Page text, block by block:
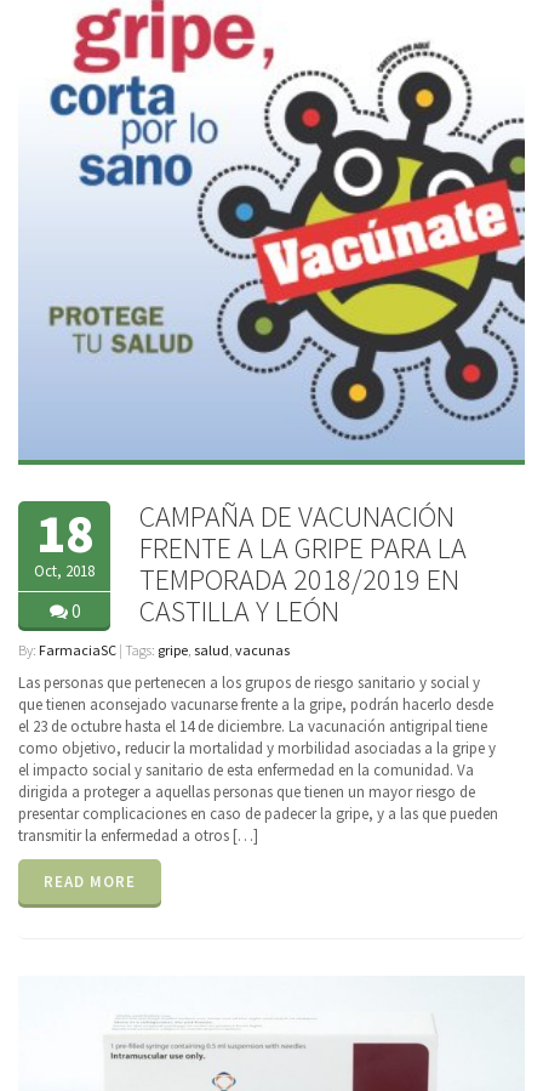
18
Oct, 2018
0
CAMPAÑA DE VACUNACIÓN
FRENTE A LA GRIPE PARA LA
TEMPORADA 2018/2019 EN
CASTILLA Y LEÓN
By: FarmaciaSC | Tags: gripe salud vacunas
Las personas que pertenecen a los grupos de riesgo sanitario y social y
que tienen aconsejado vacunarse frente a la gripe, podrán hacerlo desde
el 23 de octubre hasta el 14 de diciembre. La vacunación antigripal tiene
como objetivo, reducir la mortalidad y morbilidad asociadas a la gripe y
el impacto social y sanitario de esta enfermedad en la comunidad. Va
dirigida a proteger a aquellas personas que tienen un mayor riesgo de
presentar complicaciones en caso de padecer la gripe, y a las que pueden
transmitir la enfermedad a otros […]
READ MORE